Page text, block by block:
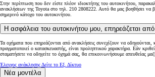
Στην περίπτωση που δεν είστε πλέον ιδιοκτήτης του αυτοκινήτου,
ανακλήσεων της Toyota στο τηλ. 210 2808222. Αυτό θα μας βοηθήσει να
σημερινό κάτοχο του αυτοκινήτου.
Η ασφάλεια του αυτοκινήτου μου, επηρεάζεται
Τα οχήματα που επηρεάζονται από ανακλήσεις συνεχίζουν να οδηγούνται,
πραγματοποιεί ο κατασκευαστής, είναι προληπτικού χαρακτήρα. Εάν
σταματήσετε να οδηγείτε το όχημά σας, θα επικοινωνήσουμε απευθείας
Έλεγχος ανάκλησηςΔείτε το Εξ. Δίκτυο
Νέα μοντέλα